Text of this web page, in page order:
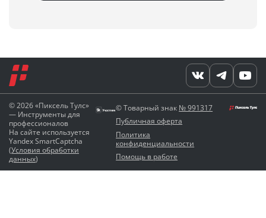
© 2026 «Пиксель Тулс»
— Инструменты для
профессионалов
На сайте используется
Yandex SmartCaptcha
(Условия обработки
данных)
© Товарный знак № 991317
Публичная оферта
Политика
конфиденциальности
Помощь в работе